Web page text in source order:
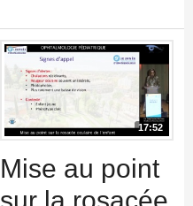
17:52
Mise au point